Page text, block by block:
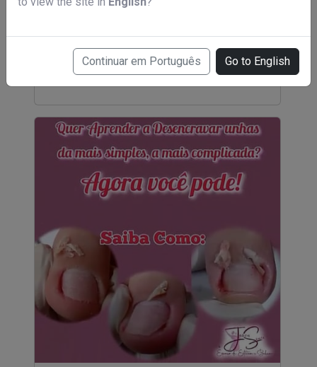
Continuar em Português Go to English
Curso de podologia em 6 meses
R$ 49,00